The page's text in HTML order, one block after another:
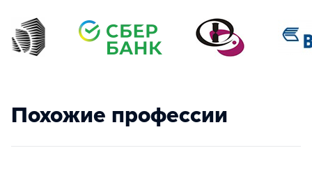
Похожие профессии